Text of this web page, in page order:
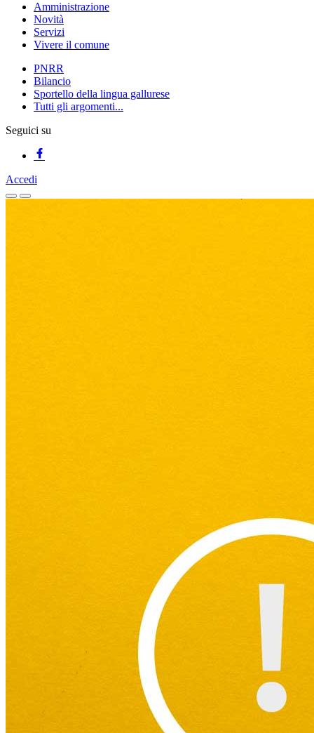
Amministrazione
Novità
Servizi
Vivere il comune
PNRR
Bilancio
Sportello della lingua gallurese
Tutti gli argomenti...
Seguici su
Accedi
Homepage